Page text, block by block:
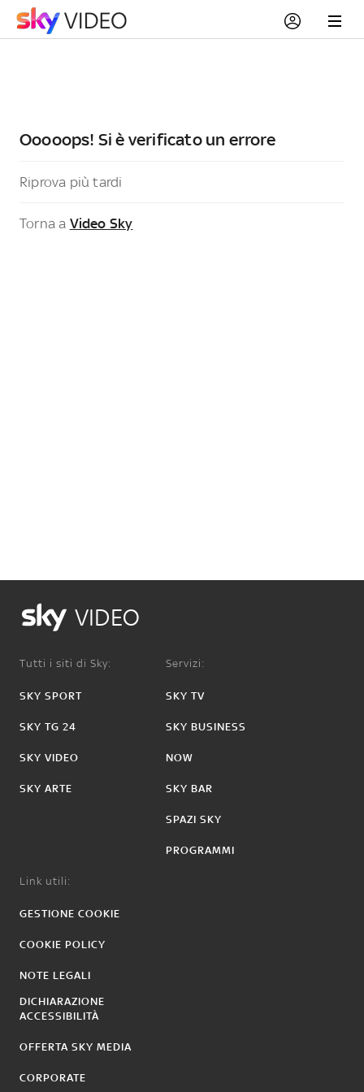
Ooooops! Si è verificato un errore
Riprova più tardi
Torna a Video Sky
VIDEO
Tutti i siti di Sky:
SKY SPORT
SKY TG 24
SKY VIDEO
SKY ARTE
Servizi:
SKY TV
SKY BUSINESS
NOW
SKY BAR
SPAZI SKY
PROGRAMMI
Link utili:
GESTIONE COOKIE
COOKIE POLICY
NOTE LEGALI
DICHIARAZIONE
ACCESSIBILITÀ
OFFERTA SKY MEDIA
CORPORATE